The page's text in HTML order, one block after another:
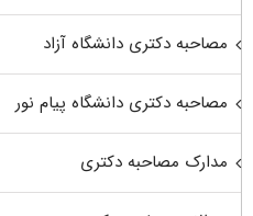
مصاحبه دکتری دانشگاه آزاد
مصاحبه دکتری دانشگاه پیام نور
مدارک مصاحبه دکتری